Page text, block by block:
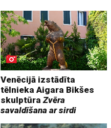
Venēcijā izstādīta
tēlnieka Aigara Bikšes
skulptūraZvēra
savaldīšana ar sirdi